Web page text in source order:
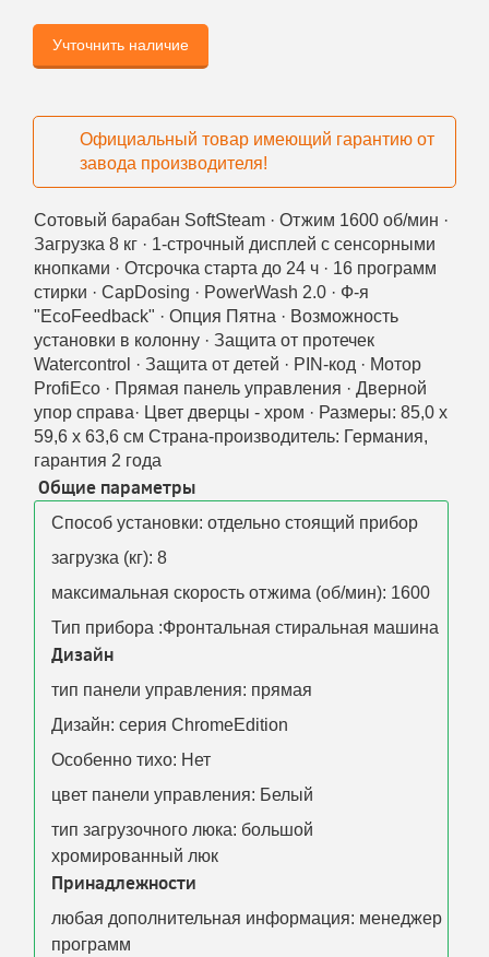
Учточнить наличие
Официальный товар имеющий гарантию от
завода производителя!
Сотовый барабан SoftSteam · Отжим 1600 об/мин ·
Загрузка 8 кг · 1-строчный дисплей с сенсорными
кнопками · Отсрочка старта до 24 ч · 16 программ
стирки · CapDosing · PowerWash 2.0 · Ф-я
"EcoFeedback" · Опция Пятна · Возможность
установки в колонну · Защита от протечек
Watercontrol · Защита от детей · PIN-код · Мотор
ProfiEco · Прямая панель управления · Дверной
упор справа· Цвет дверцы - хром · Размеры: 85,0 x
59,6 x 63,6 см Страна-производитель: Германия,
гарантия 2 года
Общие параметры
Способ установки: отдельно стоящий прибор
загрузка (кг): 8
максимальная скорость отжима (об/мин): 1600
Тип прибора :Фронтальная стиральная машина
Дизайн
тип панели управления: прямая
Дизайн: серия ChromeEdition
Особенно тихо: Нет
цвет панели управления: Белый
тип загрузочного люка: большой
хромированный люк
Принадлежности
любая дополнительная информация: менеджер
программ